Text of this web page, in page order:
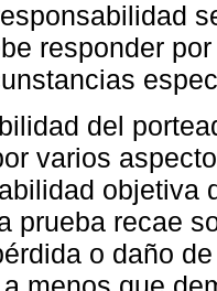
responder
del
varios
objetiva
prueba recae
o daño